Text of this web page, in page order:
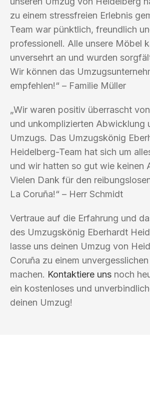
zu einem stressfreien Erlebnis
Team war pünktlich, freundlich
professionell. Alle unsere Möbel
unversehrt an und wurden
Wir können das
empfehlen!“ – Familie Müller
„Wir waren positiv überrascht
und unkomplizierten Abwicklung
Umzugs. Das Umzugskönig
Heidelberg-Team hat sich um
und wir hatten so gut wie keinen
Vielen Dank für den
La Coruña!“ – Herr Schmidt
Vertraue auf die Erfahrung und
des Umzugskönig Eberhardt
lasse uns deinen Umzug von
Coruña zu einem
machen. Kontaktiere uns noch
ein kostenloses und
deinen Umzug!